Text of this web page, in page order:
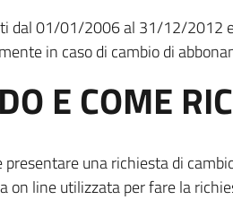
dal 01/01/2006 al 31/12/2012
in caso di cambio di
E COME
presentare una richiesta di
on line utilizzata per fare la